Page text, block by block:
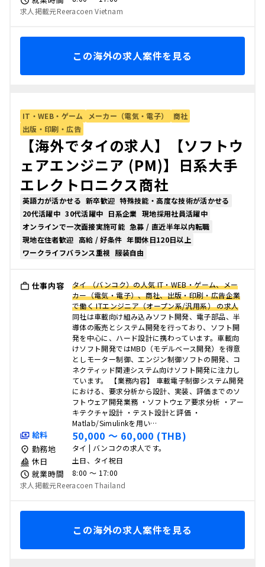
求人掲載元Reeracoen Vietnam
この海外の求人案件を見る
IT・WEB・ゲーム メーカー（電気・電子）
商社
出版・印刷・広告
【海外でタイの求人】【ソフトウ
ェアエンジニア (PM)】日系大手
エレクトロニクス商社
英語力が活かせる 新卒歓迎 特殊技能・高度な技術が活かせる
20代活躍中 30代活躍中 日系企業 現地採用社員活躍中
オンラインで一次面接実施可能 急募 / 直近半年以内転職
現地在住者歓迎 高給 / 好条件 年間休日120日以上
ワークライフバランス重視 服装自由
仕事内容
タイ （バンコク）の人気 IT・WEB・ゲーム、メー
カー（電気・電子）、商社、出版・印刷・広告企業
で働く ITエンジニア（オープン系/汎用系） の求人
同社は車載向け組み込みソフト開発、電子部品、半
導体の販売とシステム開発を行っており、ソフト開
発を中心に、ハード設計に携わっています。車載向
けソフト開発ではMBD（モデルベース開発）を得意
としモーター制御、エンジン制御ソフトの開発、コ
ネクティッド関連システム向けソフト開発に注力し
ています。 【業務内容】 車載電子制御システム開発
における、要求分析から設計、実装、評価までのソ
フトウェア開発業務 ・ソフトウェア要求分析 ・アー
キテクチャ設計 ・テスト設計と評価 ・
Matlab/Simulinkを用い…
給料 50,000 〜 60,000 (THB)
勤務地 タイ | バンコクの求人です。
休日 土日、タイ祝日
就業時間
8:00 〜 17:00
求人掲載元Reeracoen Thailand
この海外の求人案件を見る